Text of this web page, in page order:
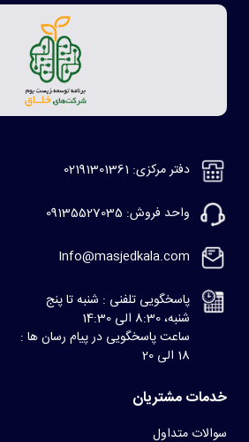
دفتر مرکزی: 02191301361
واحد فروش: 09135527035
Info@masjedkala.com
پاسخگویی تلفنی : شنبه تا پنج
شنبه، 8:30 الی 14:30
ساعت پاسخگویی در پیام رسان ها :
18 الی 20
خدمات مشتریان
سوالات متداول